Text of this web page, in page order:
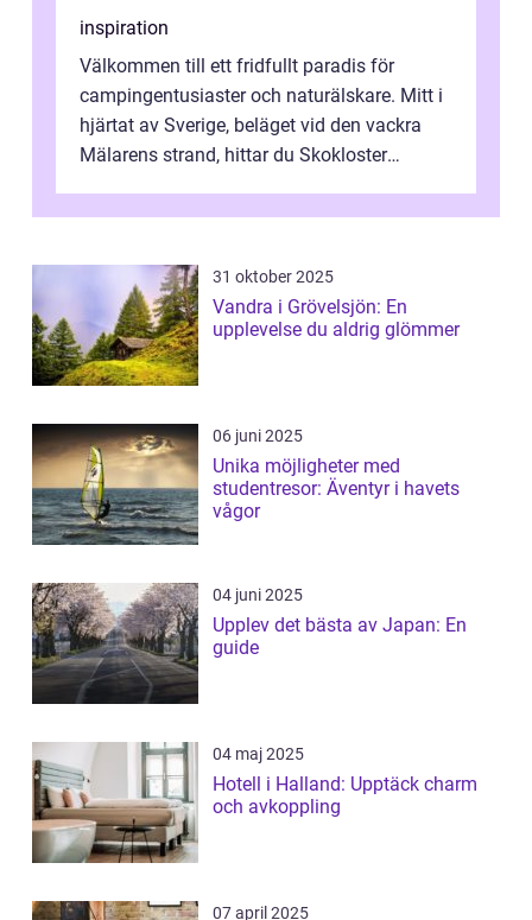
inspiration
Välkommen till ett fridfullt paradis för
campingentusiaster och naturälskare. Mitt i
hjärtat av Sverige, beläget vid den vackra
Mälarens strand, hittar du Skokloster
31 oktober 2025
Vandra i Grövelsjön: En
upplevelse du aldrig glömmer
06 juni 2025
Unika möjligheter med
studentresor: Äventyr i havets
vågor
04 juni 2025
Upplev det bästa av Japan: En
guide
04 maj 2025
Hotell i Halland: Upptäck charm
och avkoppling
07 april 2025